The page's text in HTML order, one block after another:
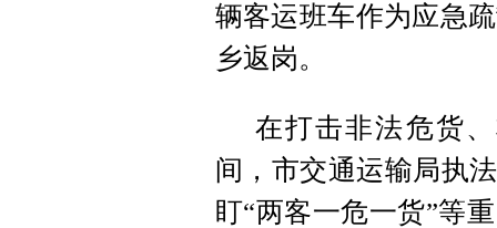
辆客运班车作为应急
乡返岗。
在打击非法危货
间，市交通运输局执
盯“两客一危一货”等